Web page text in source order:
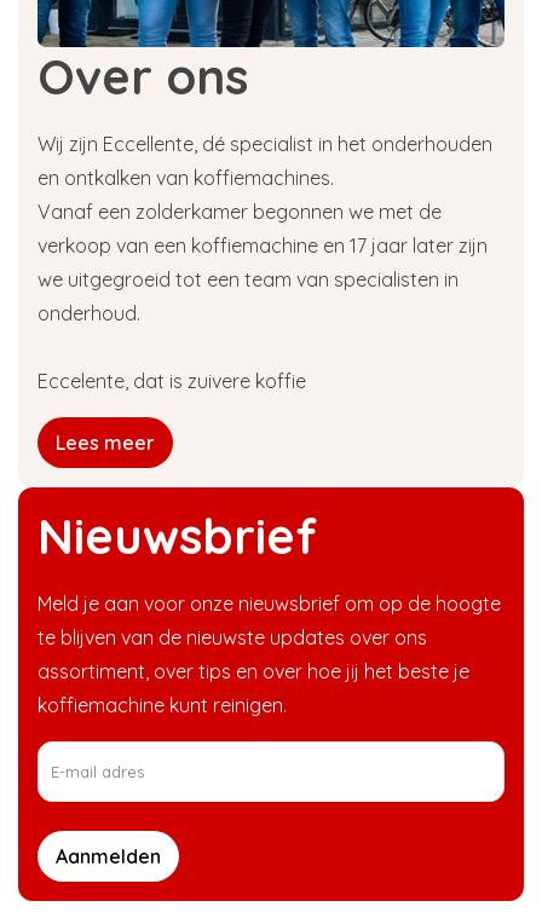
Nieuwsbrief
Meld je aan voor onze nieuwsbrief om op de hoogte
te blijven van de nieuwste updates over ons
assortiment, over tips en over hoe jij het beste je
koffiemachine kunt reinigen.
Aanmelden
Over ons
Wij zijn Eccellente, dé specialist in het onderhouden
en ontkalken van koffiemachines.
Vanaf een zolderkamer begonnen we met de
verkoop van een koffiemachine en 17 jaar later zijn
we uitgegroeid tot een team van specialisten in
onderhoud.
Eccelente, dat is zuivere koffie
Lees meer